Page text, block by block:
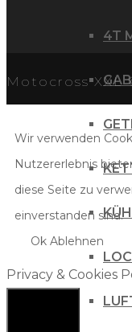
4T
Motocross XXL
Wir verwenden
Nutzererlebnis
diese Seite zu
einverstanden sind.
Ok Ablehnen
Privacy & Cookies